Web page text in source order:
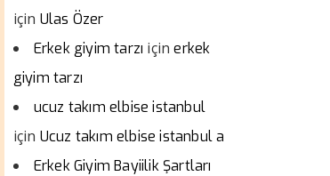
için Ulas Özer
Erkek giyim tarzı içinerkek
giyim tarzı
ucuz takım elbise istanbul
için Ucuz takım elbise istanbul a
Erkek Giyim Bayiilik Şartları